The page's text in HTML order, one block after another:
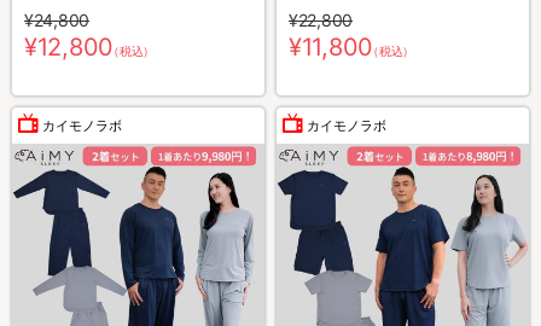
長ズボン／上下セット／リカバ
リーウェア
¥24,800
¥12,800（税込）
半ズボン／上下セット／リカバ
リーウェア
¥22,800
¥11,800（税込）
カイモノラボ カイモノラボ